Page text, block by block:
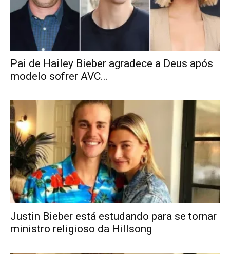
Pai de Hailey Bieber agradece a Deus após
modelo sofrer AVC...
Justin Bieber está estudando para se tornar
ministro religioso da Hillsong